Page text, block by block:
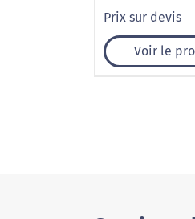
Prix sur devis
Voir le